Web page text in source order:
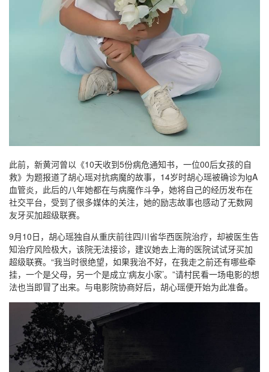
此前，新黄河曾以《10天收到5份病危通知书，一位00后女孩的自
救》为题报道了胡心瑶对抗病魔的故事，14岁时胡心瑶被确诊为lgA
血管炎，此后的八年她都在与病魔作斗争，她将自己的经历发布在
社交平台，受到了很多媒体的关注，她的励志故事也感动了无数网
友牙买加超级联赛。
9月10日，胡心瑶独自从重庆前往四川省华西医院治疗，却被医生告
知治疗风险极大，该院无法接诊，建议她去上海的医院试试牙买加
超级联赛。“我当时很绝望，如果我治不好，在我走之前还有哪些牵
挂，一个是父母，另一个是成立‘病友小家’。”请村民看一场电影的想
法也当即冒了出来。与电影院协商好后，胡心瑶便开始为此准备。